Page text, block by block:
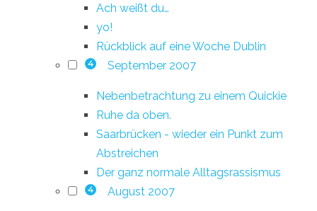
Ach weißt du…
yo!
Rückblick auf eine Woche Dublin
4 September 2007
Nebenbetrachtung zu einem Quickie
Ruhe da oben.
Saarbrücken - wieder ein Punkt zum
Abstreichen
Der ganz normale Alltagsrassismus
4 August 2007